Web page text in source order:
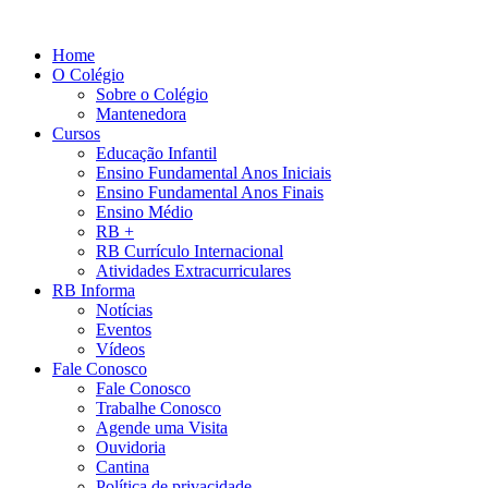
conteúdo
Home
O Colégio
Sobre o Colégio
Mantenedora
Cursos
Educação Infantil
Ensino Fundamental Anos Iniciais
Ensino Fundamental Anos Finais
Ensino Médio
RB +
RB Currículo Internacional
Atividades Extracurriculares
RB Informa
Notícias
Eventos
Vídeos
Fale Conosco
Fale Conosco
Trabalhe Conosco
Agende uma Visita
Ouvidoria
Cantina